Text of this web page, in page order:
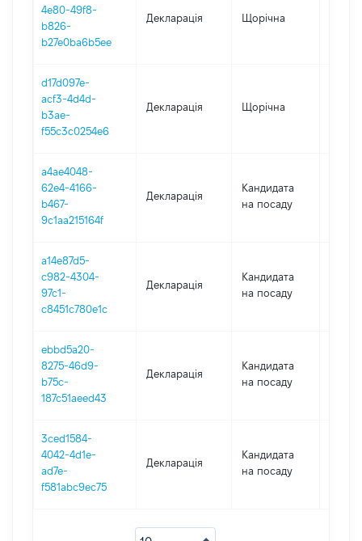
4e80-49f8-
b826-
b27e0ba6b5ee
Декларація Щорічна
d17d097e-
acf3-4d4d-
b3ae-
f55c3c0254e6
Декларація Щорічна
a4ae4048-
62e4-4166-
b467-
9c1aa215164f
Декларація
Кандидата
на посаду
a14e87d5-
c982-4304-
97c1-
c8451c780e1c
Декларація
Кандидата
на посаду
ebbd5a20-
8275-46d9-
b75c-
187c51aeed43
Декларація
Кандидата
на посаду
3ced1584-
4042-4d1e-
ad7e-
f581abc9ec75
Декларація
Кандидата
на посаду